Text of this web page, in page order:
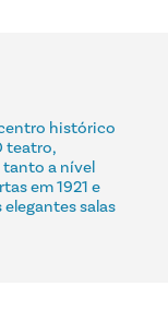
histórico
teatro,
a nível
em 1921 e
salas